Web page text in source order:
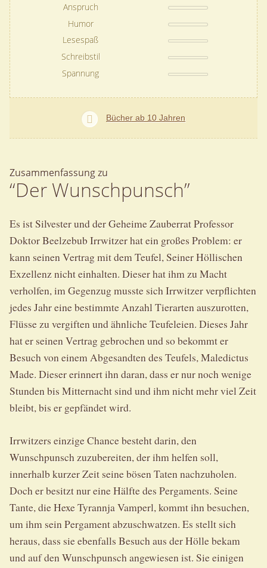
Anspruch
Humor
Lesespaß
Schreibstil
Spannung
Bücher ab 10 Jahren
Zusammenfassung zu
“Der Wunschpunsch”
Es ist Silvester und der Geheime Zauberrat Professor
Doktor Beelzebub Irrwitzer hat ein großes Problem: er
kann seinen Vertrag mit dem Teufel, Seiner Höllischen
Exzellenz nicht einhalten. Dieser hat ihm zu Macht
verholfen, im Gegenzug musste sich Irrwitzer verpflichten
jedes Jahr eine bestimmte Anzahl Tierarten auszurotten,
Flüsse zu vergiften und ähnliche Teufeleien. Dieses Jahr
hat er seinen Vertrag gebrochen und so bekommt er
Besuch von einem Abgesandten des Teufels, Maledictus
Made. Dieser erinnert ihn daran, dass er nur noch wenige
Stunden bis Mitternacht sind und ihm nicht mehr viel Zeit
bleibt, bis er gepfändet wird.
Irrwitzers einzige Chance besteht darin, den
Wunschpunsch zuzubereiten, der ihm helfen soll,
innerhalb kurzer Zeit seine bösen Taten nachzuholen.
Doch er besitzt nur eine Hälfte des Pergaments. Seine
Tante, die Hexe Tyrannja Vamperl, kommt ihn besuchen,
um ihm sein Pergament abzuschwatzen. Es stellt sich
heraus, dass sie ebenfalls Besuch aus der Hölle bekam
und auf den Wunschpunsch angewiesen ist. Sie einigen